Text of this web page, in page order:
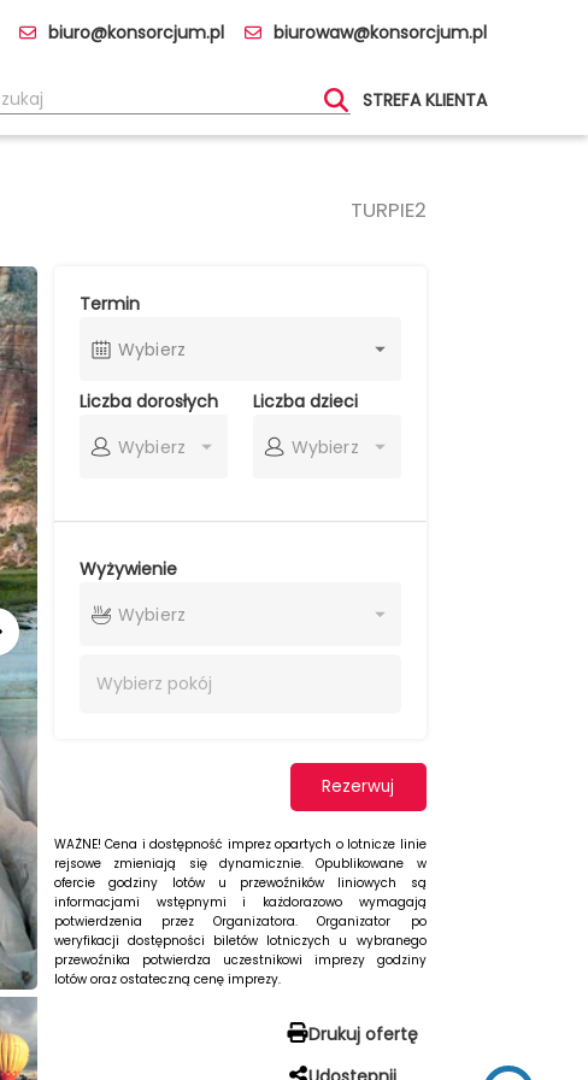
biuro@konsorcjum.pl biurowaw@konsorcjum.pl
STREFA KLIENTA
TURPIE2
Termin
Wybierz
Liczba dorosłych
Wybierz
Liczba dzieci
Wybierz
Wyżywienie
Wybierz
Wybierz pokój
Rezerwuj
WAŻNE! Cena i dostępność imprez opartych o lotnicze linie
rejsowe zmieniają się dynamicznie. Opublikowane w
ofercie godziny lotów u przewoźników liniowych są
informacjami wstępnymi i każdorazowo wymagają
potwierdzenia przez Organizatora. Organizator po
weryfikacji dostępności biletów lotniczych u wybranego
przewoźnika potwierdza uczestnikowi imprezy godziny
lotów oraz ostateczną cenę imprezy.
Drukuj ofertę